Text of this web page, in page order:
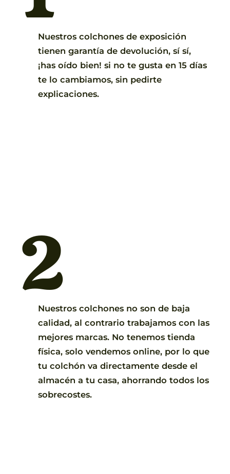
Nuestros colchones de exposición
tienen garantía de devolución, sí sí,
¡has oído bien! si no te gusta en 15 días
te lo cambiamos, sin pedirte
explicaciones.
2
Nuestros colchones no son de baja
calidad, al contrario trabajamos con las
mejores marcas. No tenemos tienda
física, solo vendemos online, por lo que
tu colchón va directamente desde el
almacén a tu casa, ahorrando todos los
sobrecostes.